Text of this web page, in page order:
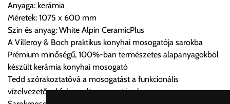
Szállítási díjak:
Az oldalunkon rendelés esetén, amennyiben szállítást is kér,
úgy esetenként több lehetőséget ajánl fel a program. Kérjük, a
vásárolt árú figyelembevételével az önnek megfelelő szállítási
költséget válassza ki.
Amennyiben nem biztos választásában, vagy a program
automatikusan nem ajánl fel szállítási költséget, úgy válassza
a 0.- forintos szállítást, kollégáink megvizsgálják a vásárolt
Anyaga: kerámia
Méretek: 1075 x 600 mm
Szin és anyag: White Alpin CeramicPlus
A Villeroy & Boch praktikus konyhai mosogatója sarokba
Prémium minőségű, 100%-ban természetes alapanyagokból
készült kerámia konyhai mosogató
Tedd szórakoztatóvá a mosogatást a funkcionális
vízelvezetővel felszerelt mosogatóval